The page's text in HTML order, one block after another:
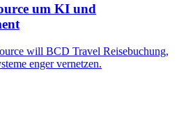
um KI und
will BCD Travel Reisebuchung,
enger vernetzen.